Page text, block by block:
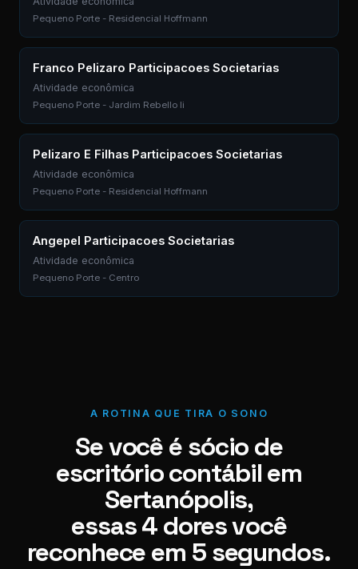
Pequeno Porte - Residencial Hoffmann
Franco Pelizaro Participacoes Societarias
Atividade econômica
Pequeno Porte - Jardim Rebello Ii
Pelizaro E Filhas Participacoes Societarias
Atividade econômica
Pequeno Porte - Residencial Hoffmann
Angepel Participacoes Societarias
Atividade econômica
Pequeno Porte - Centro
A ROTINA QUE TIRA O SONO
Se você é sócio de
escritório contábil em
Sertanópolis,
essas 4 dores você
reconhece em 5 segundos.